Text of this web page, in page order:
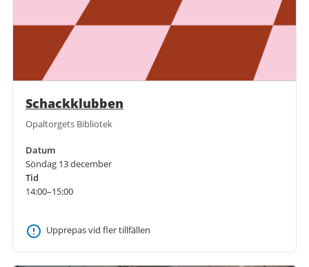
Schackklubben
Opaltorgets Bibliotek
Datum
Söndag 13 december
Tid
14:00–15:00
Upprepas vid fler tillfällen